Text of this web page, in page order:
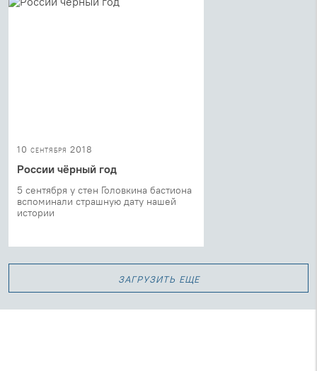
10 сентября 2018
России чёрный год
5 сентября у стен Головкина бастиона
вспоминали страшную дату нашей
истории
загрузить еще